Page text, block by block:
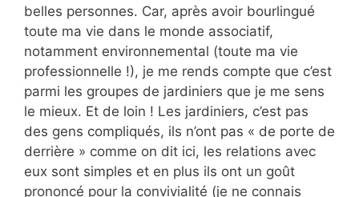
belles personnes. Car, après avoir bourlingué
toute ma vie dans le monde associatif,
notamment environnemental (toute ma vie
professionnelle !), je me rends compte que c’est
parmi les groupes de jardiniers que je me sens
le mieux. Et de loin ! Les jardiniers, c’est pas
des gens compliqués, ils n’ont pas « de porte de
derrière » comme on dit ici, les relations avec
eux sont simples et en plus ils ont un goût
prononcé pour la convivialité (je ne connais